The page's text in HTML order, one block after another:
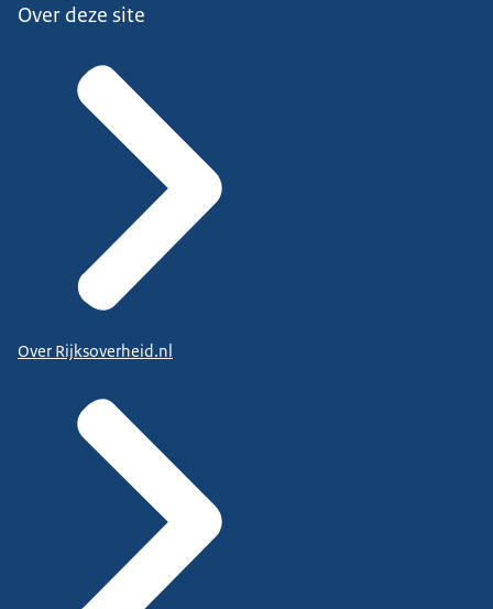
Over deze site
Over Rijksoverheid.nl